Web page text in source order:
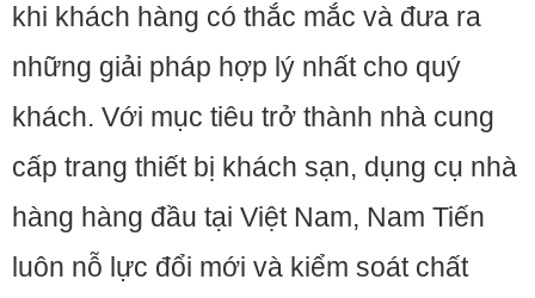
khi khách hàng có thắc mắc và đưa ra
những giải pháp hợp lý nhất cho quý
khách. Với mục tiêu trở thành nhà cung
cấp trang thiết bị khách sạn, dụng cụ nhà
hàng hàng đầu tại Việt Nam, Nam Tiến
luôn nỗ lực đổi mới và kiểm soát chất